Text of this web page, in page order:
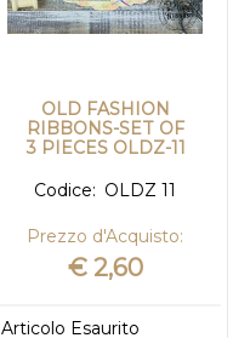
OLD FASHION
RIBBONS-SET OF
3 PIECES OLDZ-11
Codice: OLDZ 11
Prezzo d'Acquisto:
€ 2,60
Articolo Esaurito